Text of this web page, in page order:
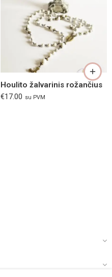
Houlito žalvarinis rožančius
€17.00 su PVM